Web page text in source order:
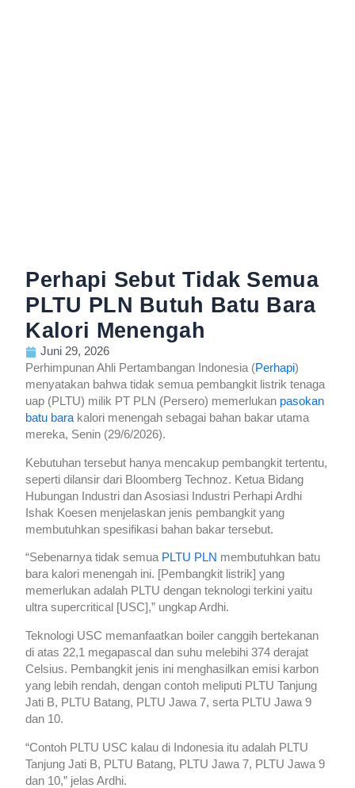
Perhapi Sebut Tidak Semua
PLTU PLN Butuh Batu Bara
Kalori Menengah
Juni 29, 2026
Perhimpunan Ahli Pertambangan Indonesia (Perhapi)
menyatakan bahwa tidak semua pembangkit listrik tenaga
uap (PLTU) milik PT PLN (Persero) memerlukan pasokan
batu barakalori menengah sebagai bahan bakar utama
mereka, Senin (29/6/2026).
Kebutuhan tersebut hanya mencakup pembangkit tertentu,
seperti dilansir dari Bloomberg Technoz. Ketua Bidang
Hubungan Industri dan Asosiasi Industri Perhapi Ardhi
Ishak Koesen menjelaskan jenis pembangkit yang
membutuhkan spesifikasi bahan bakar tersebut.
“Sebenarnya tidak semua PLTU PLN membutuhkan batu
bara kalori menengah ini. [Pembangkit listrik] yang
memerlukan adalah PLTU dengan teknologi terkini yaitu
ultra supercritical [USC],” ungkap Ardhi.
Teknologi USC memanfaatkan boiler canggih bertekanan
di atas 22,1 megapascal dan suhu melebihi 374 derajat
Celsius. Pembangkit jenis ini menghasilkan emisi karbon
yang lebih rendah, dengan contoh meliputi PLTU Tanjung
Jati B, PLTU Batang, PLTU Jawa 7, serta PLTU Jawa 9
dan 10.
“Contoh PLTU USC kalau di Indonesia itu adalah PLTU
Tanjung Jati B, PLTU Batang, PLTU Jawa 7, PLTU Jawa 9
dan 10,” jelas Ardhi.